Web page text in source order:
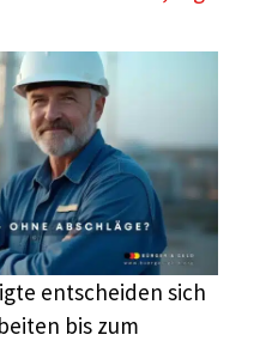
entscheiden sich
bis zum